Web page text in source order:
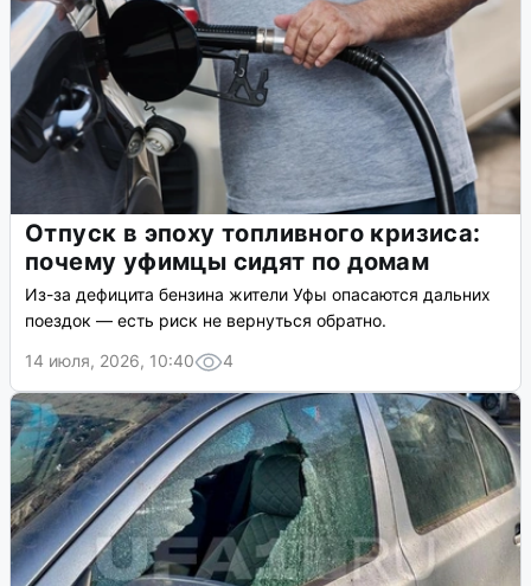
Отпуск в эпоху топливного кризиса:
почему уфимцы сидят по домам
Из-за дефицита бензина жители Уфы опасаются дальних
поездок — есть риск не вернуться обратно.
14 июля, 2026, 10:40
4